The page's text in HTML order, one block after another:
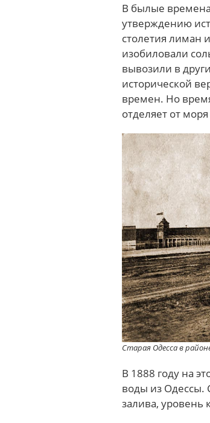
В былые
утверждению
столетия лиман
изобиловали
вывозили в
исторической
времен. Но
отделяет от
Старая Одесса в
В 1888 году на
воды из Одессы.
залива, уровень